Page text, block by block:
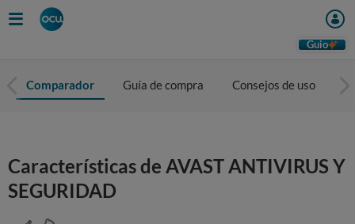
Guio
Comparador Guía de compra Consejos de uso
Características de AVAST ANTIVIRUS Y
SEGURIDAD